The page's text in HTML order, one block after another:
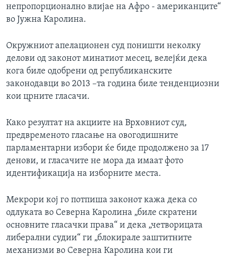
непропорционално влијае на Афро - американците“
во Јужна Каролина.
Окружниот апелационен суд поништи неколку
делови од законот минатиот месец, велејќи дека
кога биле одобрени од републиканските
законодавци во 2013 –та година биле тенденциозни
кои црните гласачи.
Како резултат нa акциите на Врховниот суд,
предвременото гласање на овогодишните
парламентарни избори ќе биде продолжено за 17
денови, и гласачите не мора да имаат фото
идентификација на изборните места.
Мекрори кој го потпиша законот кажа дека со
одлуката во Северна Каролина „биле скратени
основните гласачки права“ и дека „четворицата
либерални судии“ ги „блокирале заштитните
механизми во Северна Каролина кои ги